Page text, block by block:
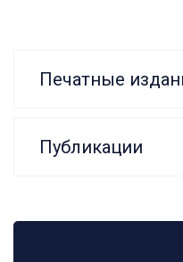
Печатные
Публикации